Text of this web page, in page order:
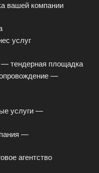
вашей компании
услуг
тендерная площадка
—
услуги —
—
агентство